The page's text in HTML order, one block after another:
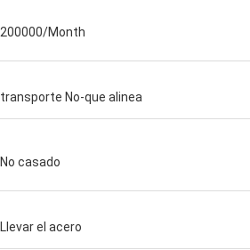
200000/Month
transporte No-que alinea
No casado
Llevar el acero